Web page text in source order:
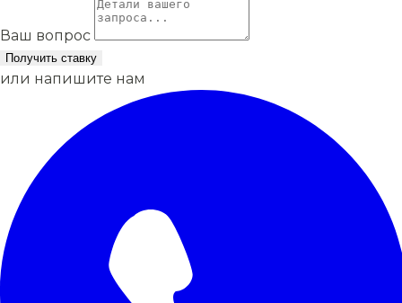
Ваш вопрос
Получить ставку
или напишите нам